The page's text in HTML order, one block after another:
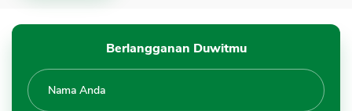
Berlangganan Duwitmu